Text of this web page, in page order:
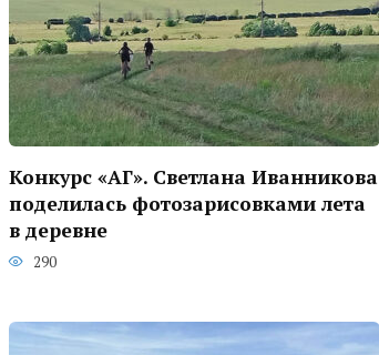
Конкурс «АГ». Светлана Иванникова
поделилась фотозарисовками лета
в деревне
290